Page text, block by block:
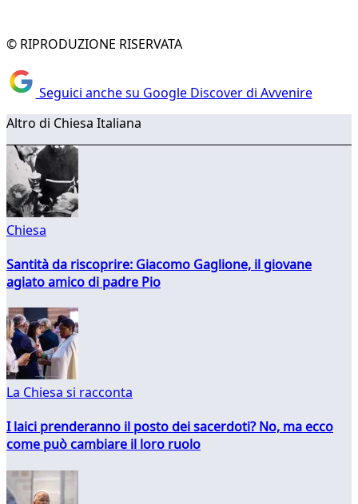
© RIPRODUZIONE RISERVATA
Seguici anche su Google Discover di Avvenire
Altro di Chiesa Italiana
Chiesa
Santità da riscoprire: Giacomo Gaglione, il giovane
agiato amico di padre Pio
La Chiesa si racconta
I laici prenderanno il posto dei sacerdoti? No, ma ecco
come può cambiare il loro ruolo